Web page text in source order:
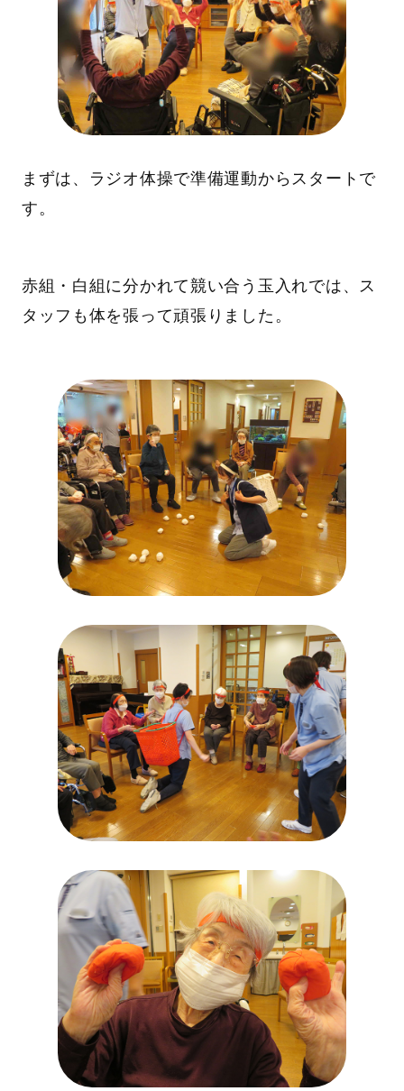
まずは、ラジオ体操で準備運動からスタートで
す。
赤組・白組に分かれて競い合う玉入れでは、ス
タッフも体を張って頑張りました。